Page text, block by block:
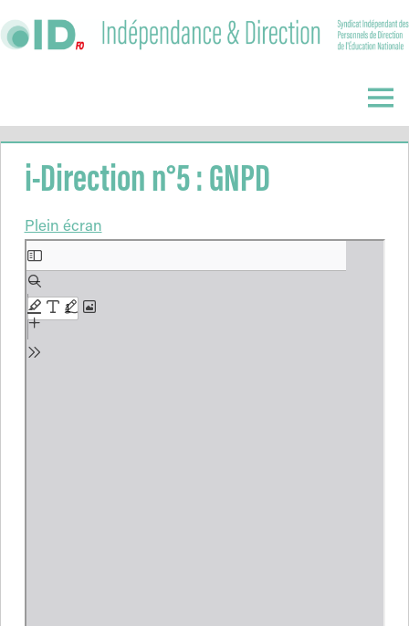
to
Direction
Menu
i-Direction n°5 : GNPD
Plein écran
Aller
au
contenu
PDF